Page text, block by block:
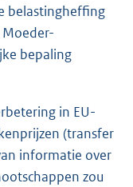
belastingheffing
Moeder-
bepaling
in EU-
(transfer
informatie over
zou